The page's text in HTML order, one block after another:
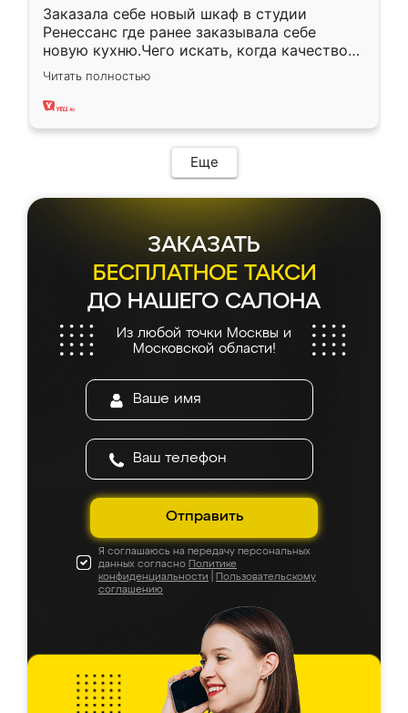
Заказала себе новый шкаф в студии
Ренессанс где ранее заказывала себе
новую кухню.Чего искать, когда качеством
вполне довольна. Служит кухня уже почти
два года, нареканий нет.
Читать полностью
Еще
ЗАКАЗАТЬ
БЕСПЛАТНОЕ ТАКСИ
ДО НАШЕГО САЛОНА
Из любой точки Москвы и
Московской области!
Отправить
Я соглашаюсь на передачу персональных
данных согласно Политике
конфиденциальности
Пользовательскому
соглашению